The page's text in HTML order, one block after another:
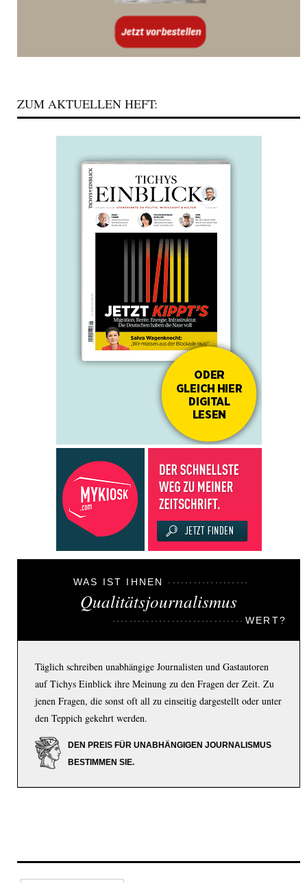
ZUM AKTUELLEN HEFT:
WAS IST IHNEN
Qualitätsjournalismus
WERT?
Täglich schreiben unabhängige Journalisten und Gastautoren
auf Tichys Einblick ihre Meinung zu den Fragen der Zeit. Zu
jenen Fragen, die sonst oft all zu einseitig dargestellt oder unter
den Teppich gekehrt werden.
DEN PREIS FÜR UNABHÄNGIGEN JOURNALISMUS
BESTIMMEN SIE.